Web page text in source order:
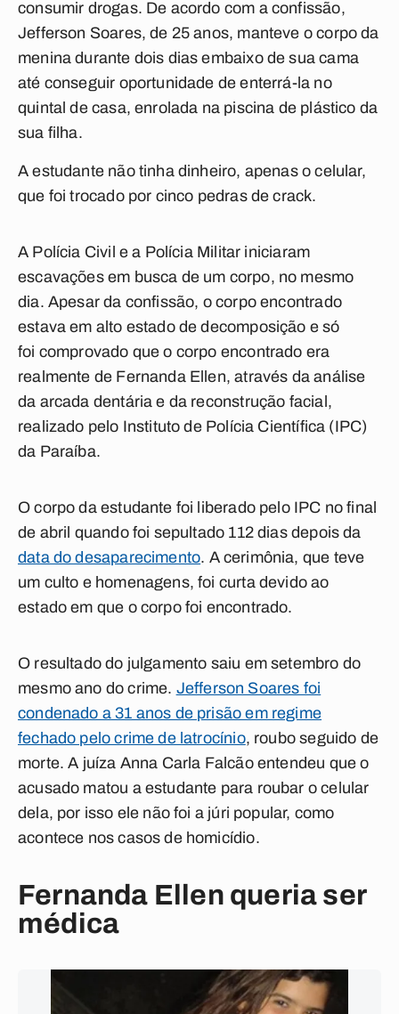
consumir drogas. De acordo com a confissão,
Jefferson Soares, de 25 anos, manteve o corpo da
menina durante dois dias embaixo de sua cama
até conseguir oportunidade de enterrá-la no
quintal de casa, enrolada na piscina de plástico da
sua filha.
A estudante não tinha dinheiro, apenas o celular,
que foi trocado por cinco pedras de crack.
A Polícia Civil e a Polícia Militar iniciaram
escavações em busca de um corpo, no mesmo
dia. Apesar da confissão, o corpo encontrado
estava em alto estado de decomposição e só
foi comprovado que o corpo encontrado era
realmente de Fernanda Ellen, através da análise
da arcada dentária e da reconstrução facial,
realizado pelo Instituto de Polícia Científica (IPC)
da Paraíba.
O corpo da estudante foi liberado pelo IPC no final
de abril quando foi sepultado 112 dias depois da
data do desaparecimento. A cerimônia, que teve
um culto e homenagens, foi curta devido ao
estado em que o corpo foi encontrado.
O resultado do julgamento saiu em setembro do
mesmo ano do crime. Jefferson Soares foi
condenado a 31 anos de prisão em regime
fechado pelo crime de latrocínio, roubo seguido de
morte. A juíza Anna Carla Falcão entendeu que o
acusado matou a estudante para roubar o celular
dela, por isso ele não foi a júri popular, como
acontece nos casos de homicídio.
Fernanda Ellen queria ser
médica